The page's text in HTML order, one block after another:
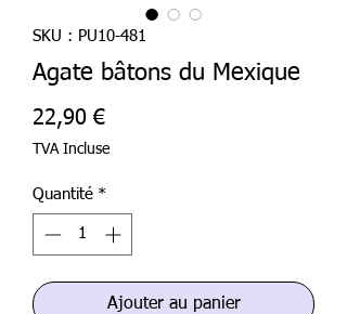
SKU : PU10-481
Agate bâtons du Mexique
22,90 €Prix
TVA Incluse
Quantité *
Ajouter au panier